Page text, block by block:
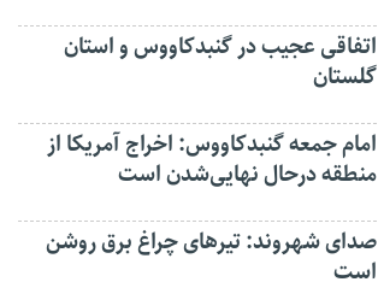
اتفاقی عجیب در‌ گنبدکاووس و استان
گلستان
امام جمعه گنبدکاووس: اخراج آمریکا از
منطقه درحال نهایی‌شدن است
صدای شهروند: تیرهای چراغ برق روشن
است